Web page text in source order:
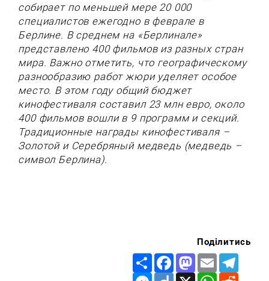
собирает по меньшей мере 20 000
специалистов ежегодно в феврале в
Берлине. В среднем на «Берлинале»
представлено 400 фильмов из разных стран
мира. Важно отметить, что географическому
разнообразию работ жюри уделяет особое
место. В этом году общий бюджет
кинофестиваля составил 23 млн евро, около
400 фильмов вошли в 9 программ и секций.
Традиционные награды кинофестиваля –
Золотой и Серебряный медведь (медведь –
символ Берлина).
Поділитись
Share FacebookMastodon
Email
Messenger
Diigo X WhatsApp